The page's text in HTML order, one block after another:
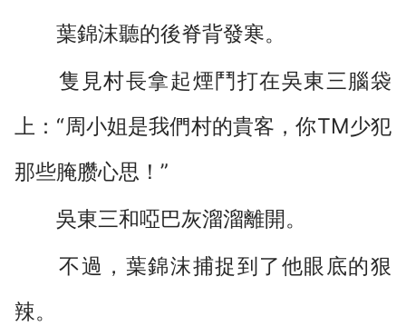
葉錦沫聽的後脊背發寒。
隻見村長拿起煙鬥打在吳東三腦袋
上：“周小姐是我們村的貴客，你TM少犯
那些腌臜心思！”
吳東三和啞巴灰溜溜離開。
不過，葉錦沫捕捉到了他眼底的狠
辣。